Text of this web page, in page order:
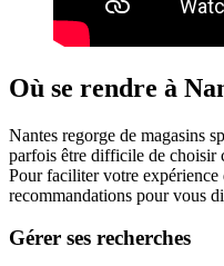
Où se rendre à
Nantes regorge de magasins
parfois être difficile de choisir
Pour faciliter votre expérience
recommandations pour vous
Gérer ses recherches